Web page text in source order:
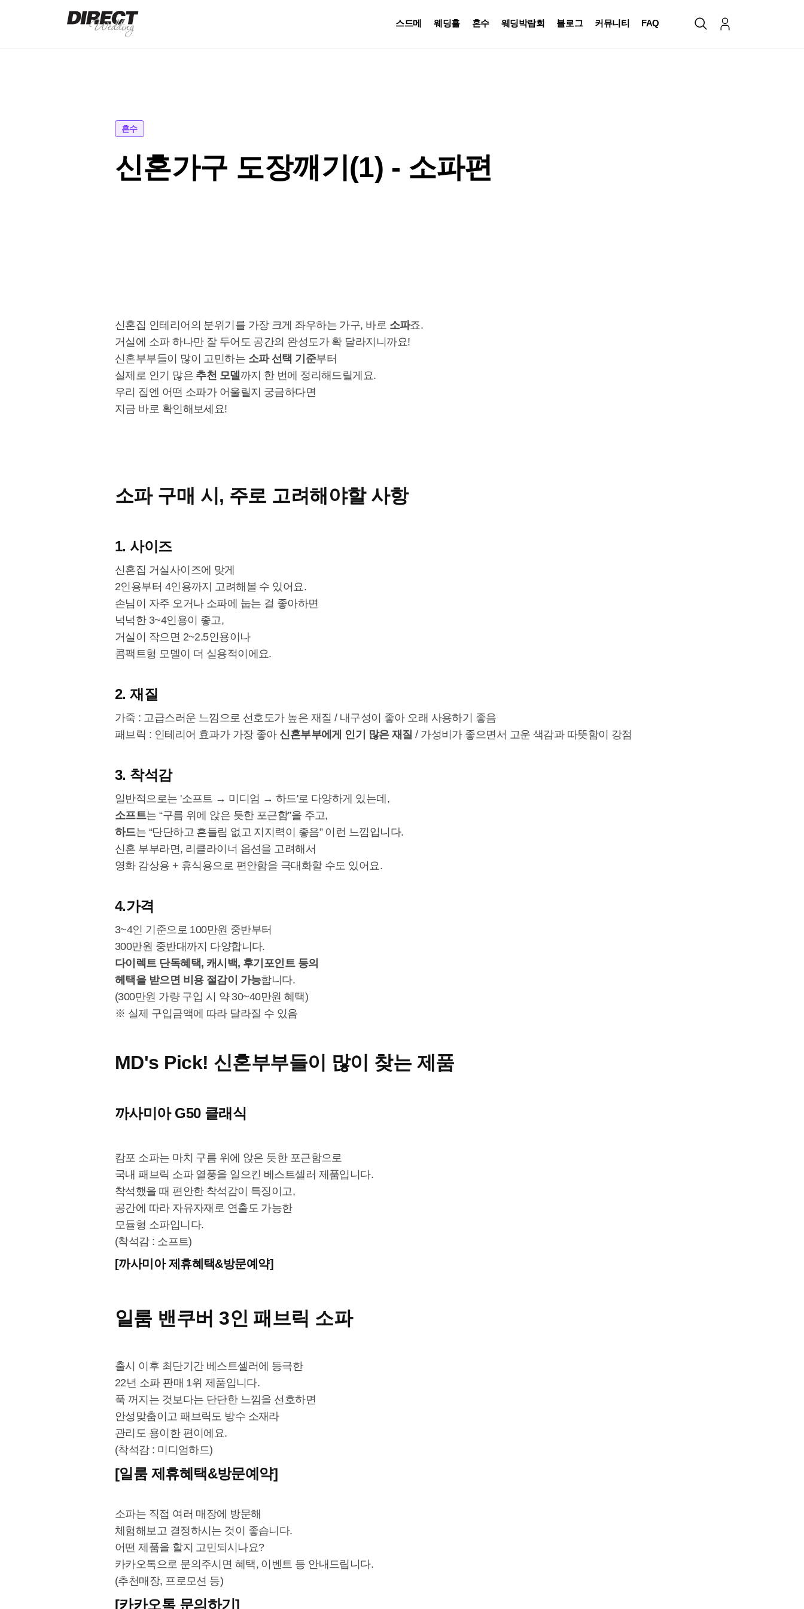
스드메 웨딩홀 혼수 웨딩박람회 블로그 커뮤니티 FAQ
혼수
신혼가구 도장깨기(1) - 소파편
신혼집 인테리어의 분위기를 가장 크게 좌우하는 가구, 바로 소파죠.
거실에 소파 하나만 잘 두어도 공간의 완성도가 확 달라지니까요!
신혼부부들이 많이 고민하는 소파 선택 기준부터
실제로 인기 많은 추천 모델까지 한 번에 정리해드릴게요.
우리 집엔 어떤 소파가 어울릴지 궁금하다면
지금 바로 확인해보세요!
소파 구매 시, 주로 고려해야할 사항
1. 사이즈
신혼집 거실사이즈에 맞게
2인용부터 4인용까지 고려해볼 수 있어요.
손님이 자주 오거나 소파에 눕는 걸 좋아하면
넉넉한 3~4인용이 좋고,
거실이 작으면 2~2.5인용이나
콤팩트형 모델이 더 실용적이에요.
2. 재질
가죽 : 고급스러운 느낌으로 선호도가 높은 재질 / 내구성이 좋아 오래 사용하기 좋음
패브릭 : 인테리어 효과가 가장 좋아 신혼부부에게 인기 많은 재질 / 가성비가 좋으면서 고운 색감과 따뜻함이 강점
3. 착석감
일반적으로는 '소프트 → 미디엄 → 하드'로 다양하게 있는데,
소프트는 “구름 위에 앉은 듯한 포근함”을 주고,
하드는 “단단하고 흔들림 없고 지지력이 좋음” 이런 느낌입니다.
신혼 부부라면, 리클라이너 옵션을 고려해서
영화 감상용 + 휴식용으로 편안함을 극대화할 수도 있어요.
4.가격
3~4인 기준으로 100만원 중반부터
300만원 중반대까지 다양합니다.
다이렉트 단독혜택, 캐시백, 후기포인트 등의
헤택을 받으면 비용 절감이 가능합니다.
(300만원 가량 구입 시 약 30~40만원 혜택)
※ 실제 구입금액에 따라 달라질 수 있음
MD's Pick! 신혼부부들이 많이 찾는 제품
까사미아 G50 클래식
캄포 소파는 마치 구름 위에 앉은 듯한 포근함으로
국내 패브릭 소파 열풍을 일으킨 베스트셀러 제품입니다.
착석했을 때 편안한 착석감이 특징이고,
공간에 따라 자유자재로 연출도 가능한
모듈형 소파입니다.
(착석감 : 소프트)
[까사미아 제휴혜택&방문예약]
일룸 밴쿠버 3인 패브릭 소파
출시 이후 최단기간 베스트셀러에 등극한
22년 소파 판매 1위 제품입니다.
푹 꺼지는 것보다는 단단한 느낌을 선호하면
안성맞춤이고 패브릭도 방수 소재라
관리도 용이한 편이에요.
(착석감 : 미디엄하드)
[일룸 제휴혜택&방문예약]
소파는 직접 여러 매장에 방문해
체험해보고 결정하시는 것이 좋습니다.
어떤 제품을 할지 고민되시나요?
카카오톡으로 문의주시면 혜택, 이벤트 등 안내드립니다.
(추천매장, 프로모션 등)
[카카오톡 문의하기]